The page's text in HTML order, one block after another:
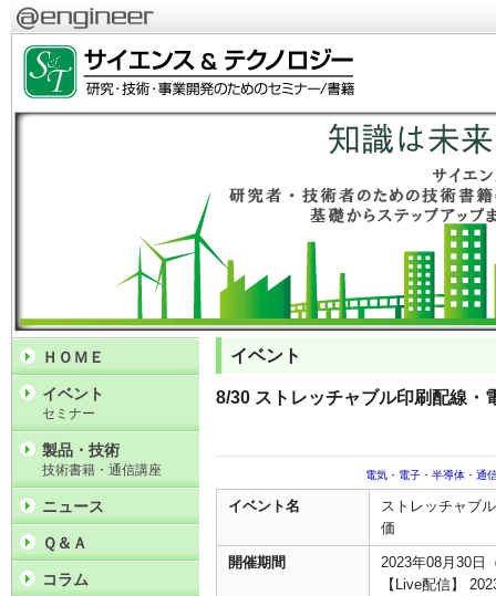
イベント
8/30 ストレッチャブル印刷配線・
電気・電子・半導体・通
イベント名
ストレッチャブ
価
開催期間
2023年08月30日
【Live配信】
ＨＯＭＥ
イベント
セミナー
製品・技術
技術書籍・通信講座
ニュース
Ｑ＆Ａ
コラム